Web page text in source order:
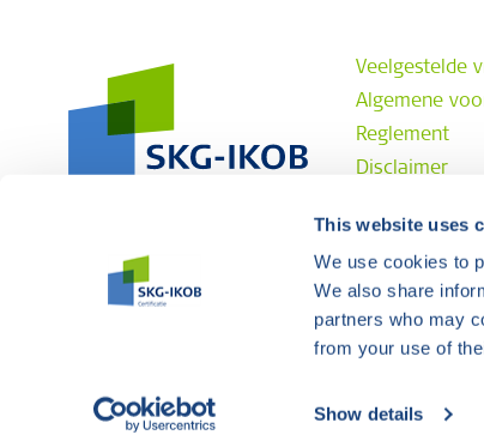
This website uses
We use cookies to
We also share
partners who may
from your use of
Show details
Veelgestelde
Algemene
Reglement
Disclaimer
Contact
Website ontwerp en realisatie: Grafisch Goed Geregeld